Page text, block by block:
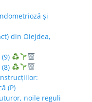
și
din Oiejdea,
(P)
noile reguli